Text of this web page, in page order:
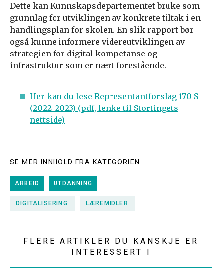
Dette kan Kunnskapsdepartementet bruke som
grunnlag for utviklingen av konkrete tiltak i en
handlingsplan for skolen. En slik rapport bør
også kunne informere videreutviklingen av
strategien for digital kompetanse og
infrastruktur som er nært forestående.
Her kan du lese Representantforslag 170 S
(2022–2023) (pdf, lenke til Stortingets
nettside)
SE MER INNHOLD FRA KATEGORIEN
ARBEID UTDANNING
DIGITALISERING LÆREMIDLER
FLERE ARTIKLER DU KANSKJE ER
INTERESSERT I